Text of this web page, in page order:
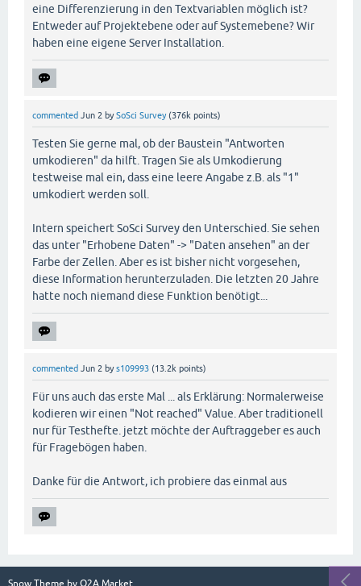
eine Differenzierung in den Textvariablen möglich ist?
Entweder auf Projektebene oder auf Systemebene? Wir
haben eine eigene Server Installation.
commented Jun 2 bySoSci Survey (376k points)
Testen Sie gerne mal, ob der Baustein "Antworten
umkodieren" da hilft. Tragen Sie als Umkodierung
testweise mal ein, dass eine leere Angabe z.B. als "1"
umkodiert werden soll.
Intern speichert SoSci Survey den Unterschied. Sie sehen
das unter "Erhobene Daten" -> "Daten ansehen" an der
Farbe der Zellen. Aber es ist bisher nicht vorgesehen,
diese Information herunterzuladen. Die letzten 20 Jahre
hatte noch niemand diese Funktion benötigt...
commented Jun 2 bys109993 (13.2k points)
Für uns auch das erste Mal ... als Erklärung: Normalerweise
kodieren wir einen "Not reached" Value. Aber traditionell
nur für Testhefte. jetzt möchte der Auftraggeber es auch
für Fragebögen haben.
Danke für die Antwort, ich probiere das einmal aus